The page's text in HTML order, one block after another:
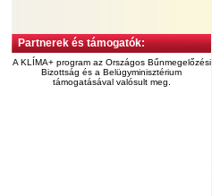
Partnerek és támogatók:
A KLÍMA+ program az Országos Bűnmegelőzési
Bizottság és a Belügyminisztérium
támogatásával valósult meg.